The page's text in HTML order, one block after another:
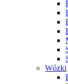
Wózki